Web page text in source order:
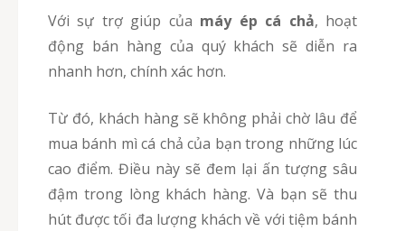
Với sự trợ giúp của máy ép cá chả, hoạt
động bán hàng của quý khách sẽ diễn ra
nhanh hơn, chính xác hơn.
Từ đó, khách hàng sẽ không phải chờ lâu để
mua bánh mì cá chả của bạn trong những lúc
cao điểm. Điều này sẽ đem lại ấn tượng sâu
đậm trong lòng khách hàng. Và bạn sẽ thu
hút được tối đa lượng khách về với tiệm bánh